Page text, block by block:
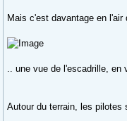
Mais c'est davantage en
.. une vue de l'escadrille, en
Autour du terrain, les pilotes